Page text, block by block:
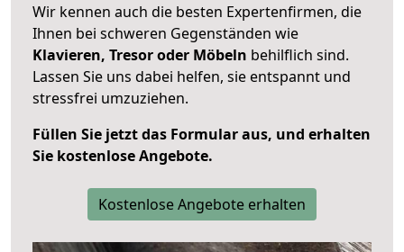
Wir kennen auch die besten Expertenfirmen, die
Ihnen bei schweren Gegenständen wie
Klavieren, Tresor oder Möbeln behilflich sind.
Lassen Sie uns dabei helfen, sie entspannt und
stressfrei umzuziehen.
Füllen Sie jetzt das Formular aus, und erhalten
Sie kostenlose Angebote.
Kostenlose Angebote erhalten